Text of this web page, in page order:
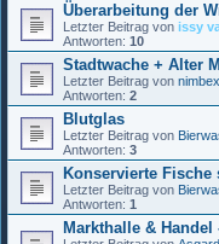
Überarbeitung der
Letzter Beitrag von issy
Antworten: 10
Stadtwache + Alter
Letzter Beitrag von
Antworten: 2
Blutglas
Letzter Beitrag von
Antworten: 3
Konservierte Fische
Letzter Beitrag von
Antworten: 1
Markthalle &